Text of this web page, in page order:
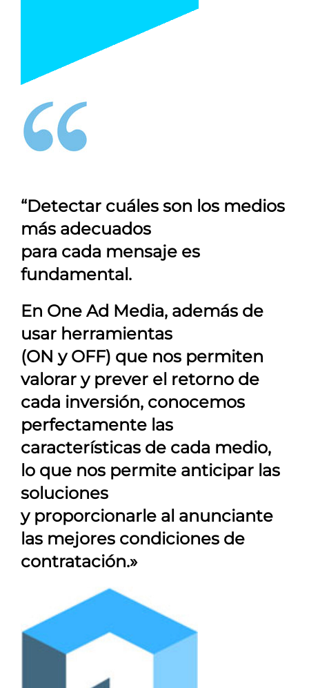
“Detectar cuáles son los medios
más adecuados
para cada mensaje es
fundamental.
En One Ad Media, además de
usar herramientas
(ON y OFF) que nos permiten
valorar y prever el retorno de
cada inversión, conocemos
perfectamente las
características de cada medio,
lo que nos permite anticipar las
soluciones
y proporcionarle al anunciante
las mejores condiciones de
contratación.»